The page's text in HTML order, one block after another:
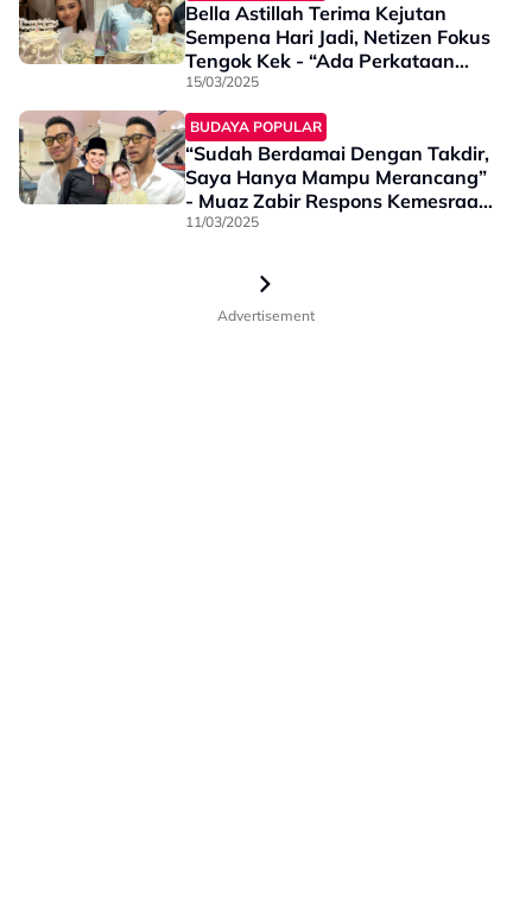
Bella Astillah Terima Kejutan
Sempena Hari Jadi, Netizen Fokus
Tengok Kek - “Ada Perkataan
Grumpy Munchkin Mesti Dari
Syed Saddiq”
15/03/2025
BUDAYA POPULAR
“Sudah Berdamai Dengan Takdir,
Saya Hanya Mampu Merancang”
- Muaz Zabir Respons Kemesraan
Bella Astillah-Syed Saddiq
11/03/2025
Advertisement